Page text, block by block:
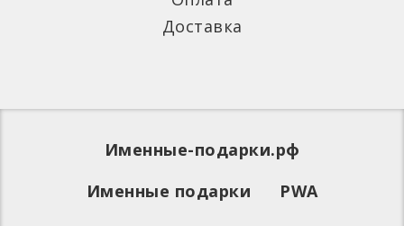
Доставка
Именные-подарки.рф
Именные подарки
PWA